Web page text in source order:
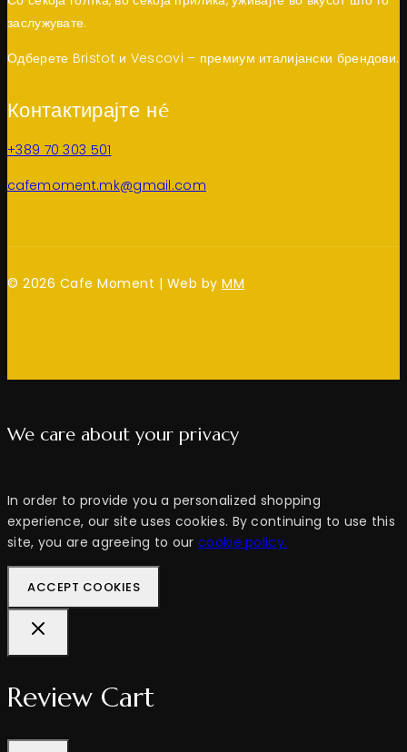
заслужувате.
Одберете Bristot и Vescovi – премиум италијански брендови.
Контактирајте нé
+389 70 303 501
cafemoment.mk@gmail.com
© 2026 Cafe Moment | Web by MM
We care about your privacy
In order to provide you a personalized shopping
experience, our site uses cookies. By continuing to use this
site, you are agreeing to ourcookie policy.
ACCEPT COOKIES
Review Cart